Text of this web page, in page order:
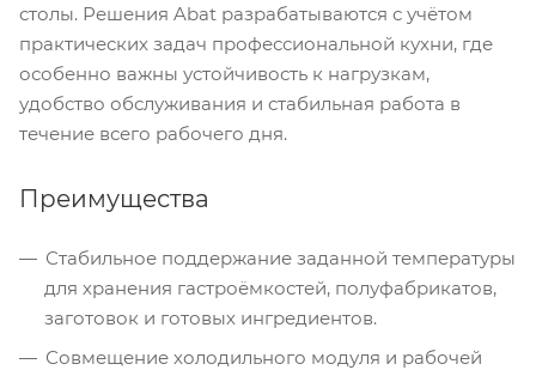
столы. Решения Abat разрабатываются с учётом
практических задач профессиональной кухни, где
особенно важны устойчивость к нагрузкам,
удобство обслуживания и стабильная работа в
течение всего рабочего дня.
Преимущества
Стабильное поддержание заданной температуры
для хранения гастроёмкостей, полуфабрикатов,
заготовок и готовых ингредиентов.
Совмещение холодильного модуля и рабочей